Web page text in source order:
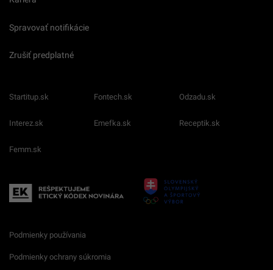
Spravovať notifikácie
Zrušiť predplatné
Startitup.sk Fontech.sk Odzadu.sk
Interez.sk Emefka.sk Receptik.sk
Femm.sk
Podmienky používania
Podmienky ochrany súkromia